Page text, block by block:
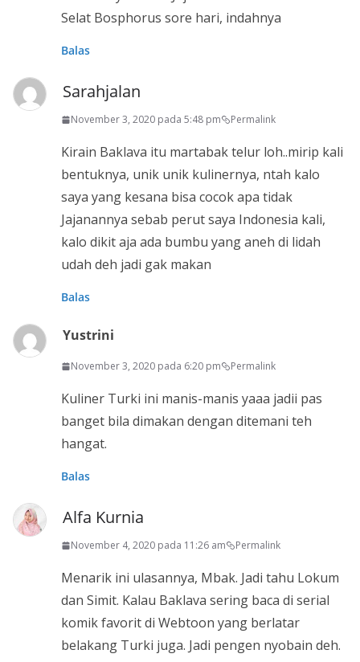
Selat Bosphorus sore hari, indahnya
Balas
Sarahjalan
November 3, 2020 pada 5:48 pm Permalink
Kirain Baklava itu martabak telur loh..mirip kali
bentuknya, unik unik kulinernya, ntah kalo
saya yang kesana bisa cocok apa tidak
Jajanannya sebab perut saya Indonesia kali,
kalo dikit aja ada bumbu yang aneh di lidah
udah deh jadi gak makan
Balas
Yustrini
November 3, 2020 pada 6:20 pm Permalink
Kuliner Turki ini manis-manis yaaa jadii pas
banget bila dimakan dengan ditemani teh
hangat.
Balas
Alfa Kurnia
November 4, 2020 pada 11:26 am Permalink
Menarik ini ulasannya, Mbak. Jadi tahu Lokum
dan Simit. Kalau Baklava sering baca di serial
komik favorit di Webtoon yang berlatar
belakang Turki juga. Jadi pengen nyobain deh.